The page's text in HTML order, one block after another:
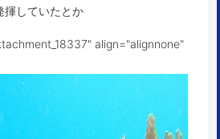
揮していたとか
align="alignnone"